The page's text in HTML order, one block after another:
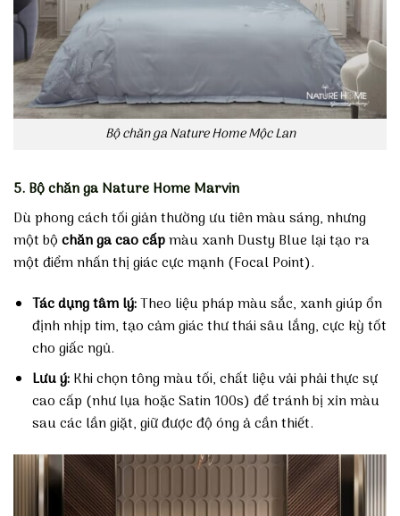
Bộ chăn ga Nature Home Mộc Lan
5. Bộ chăn ga Nature Home Marvin
Dù phong cách tối giản thường ưu tiên màu sáng, nhưng
một bộchăn ga cao cấpmàu xanh Dusty Blue lại tạo ra
một điểm nhấn thị giác cực mạnh (Focal Point).
Tác dụng tâm lý:Theo liệu pháp màu sắc, xanh giúp ổn
định nhịp tim, tạo cảm giác thư thái sâu lắng, cực kỳ tốt
cho giấc ngủ.
Lưu ý:Khi chọn tông màu tối, chất liệu vải phải thực sự
cao cấp (như lụa hoặc Satin 100s) để tránh bị xỉn màu
sau các lần giặt, giữ được độ óng ả cần thiết.